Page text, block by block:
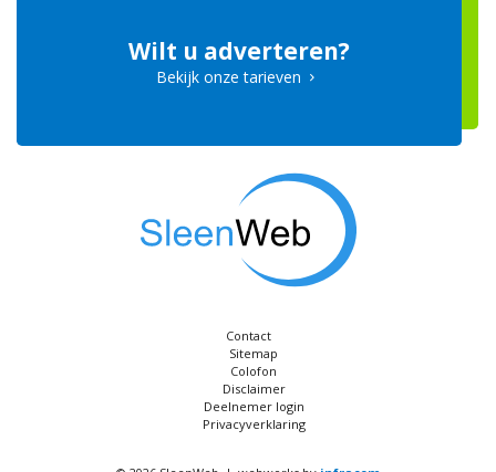
Wilt u adverteren?
Bekijk onze tarieven
Contact
Sitemap
Colofon
Disclaimer
Deelnemer login
Privacyverklaring